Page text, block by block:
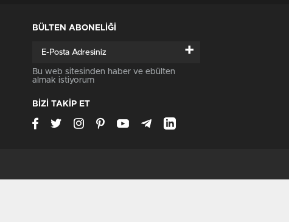
BÜLTEN ABONELİĞİ
+
Bu web sitesinden haber ve ebülten
almak istiyorum
BİZİ TAKİP ET